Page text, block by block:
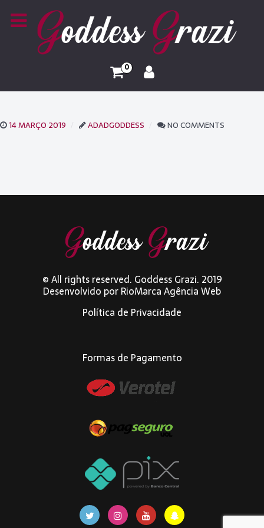
0
14 MARÇO 2019 ADADGODDESS NO COMMENTS
© All rights reserved. Goddess Grazi. 2019
Desenvolvido porRioMarca Agência Web
Política de Privacidade
Formas de Pagamento